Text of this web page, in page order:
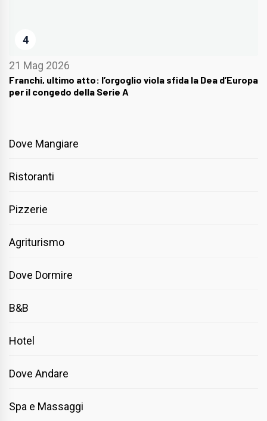
4
21 Mag 2026
Franchi, ultimo atto: l’orgoglio viola sfida la Dea d’Europa
per il congedo della Serie A
Dove Mangiare
Ristoranti
Pizzerie
Agriturismo
Dove Dormire
B&B
Hotel
Dove Andare
Spa e Massaggi